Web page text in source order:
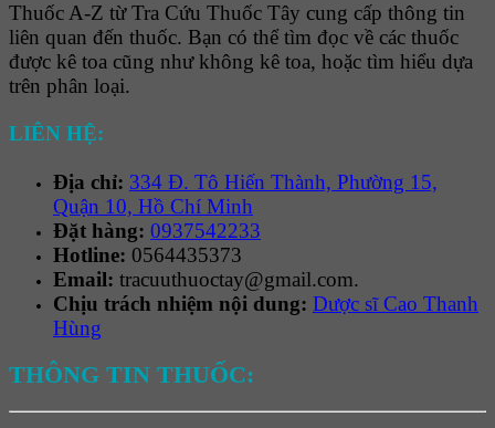
Thuốc A-Z từ Tra Cứu Thuốc Tây cung cấp thông tin
liên quan đến thuốc. Bạn có thể tìm đọc về các thuốc
được kê toa cũng như không kê toa, hoặc tìm hiểu dựa
trên phân loại.
LIÊN HỆ:
Địa chỉ: 334 Đ. Tô Hiến Thành, Phường 15,
Quận 10, Hồ Chí Minh
Đặt hàng: 0937542233
Hotline: 0564435373
Email: tracuuthuoctay@gmail.com.
Chịu trách nhiệm nội dung: Dược sĩ Cao Thanh
Hùng
THÔNG TIN THUỐC: